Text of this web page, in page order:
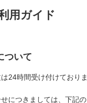
用ガイド
ついて
24時間受け付けておりま
につきましては、下記の